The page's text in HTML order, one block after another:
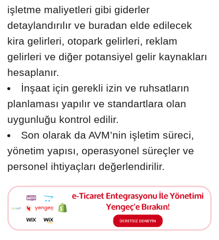
işletme maliyetleri gibi giderler
detaylandırılır ve buradan elde edilecek
kira gelirleri, otopark gelirleri, reklam
gelirleri ve diğer potansiyel gelir kaynakları
hesaplanır.
İnşaat için gerekli izin ve ruhsatların
planlaması yapılır ve standartlara olan
uygunluğu kontrol edilir.
Son olarak da AVM’nin işletim süreci,
yönetim yapısı, operasyonel süreçler ve
personel ihtiyaçları değerlendirilir.